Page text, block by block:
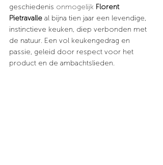
geschiedenis onmogelijk Florent
Pietravalle al bijna tien jaar een levendige,
instinctieve keuken, diep verbonden met
de natuur. Een vol keukengedrag en
passie, geleid door respect voor het
product en de ambachtslieden.